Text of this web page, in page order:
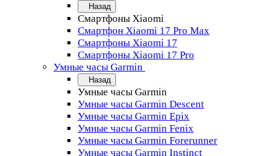
Назад
Смартфоны Xiaomi
Смартфон Xiaomi 17 Pro Max
Смартфоны Xiaomi 17
Смартфоны Xiaomi 17 Pro
Умные часы Garmin
Назад
Умные часы Garmin
Умные часы Garmin Descent
Умные часы Garmin Epix
Умные часы Garmin Fenix
Умные часы Garmin Forerunner
Умные часы Garmin Instinct